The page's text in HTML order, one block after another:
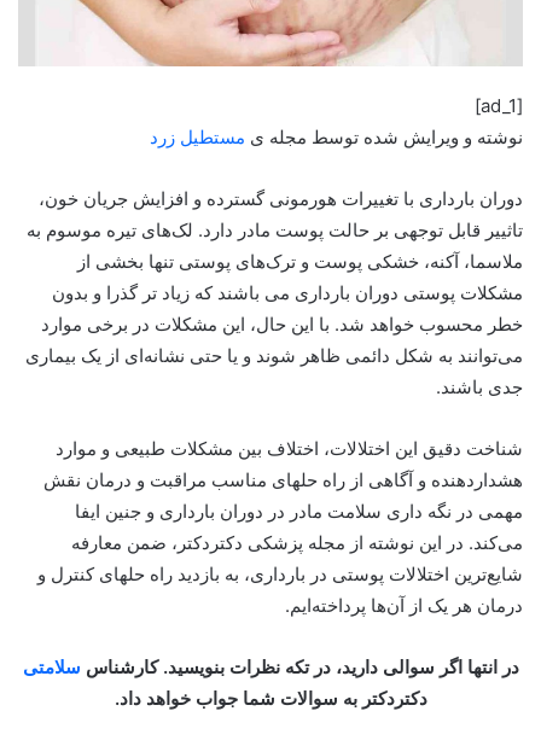
[ad_1]
نوشته و ویرایش شده توسط مجله ی مستطیل زرد
دوران بارداری با تغییرات هورمونی گسترده و افزایش جریان خون،
تاثییر قابل توجهی بر حالت پوست مادر دارد. لک‌های تیره موسوم به
ملاسما، آکنه‌، خشکی پوست و ترک‌های پوستی تنها بخشی از
مشکلات پوستی دوران بارداری می باشند که زیاد تر گذرا و بدون
خطر محسوب خواهد شد. با این حال، این مشکلات در برخی موارد
می‌توانند به شکل دائمی ظاهر شوند و یا حتی نشانه‌‌ای از یک بیماری
جدی باشند.
شناخت دقیق این اختلالات، اختلاف بین مشکلات طبیعی و موارد
هشداردهنده و آگاهی از راه حلهای مناسب مراقبت و درمان نقش
مهمی در نگه داری سلامت مادر در دوران بارداری و جنین ایفا
می‌کند. در این نوشته از مجله پزشکی دکتردکتر، ضمن معارفه
شایع‌ترین اختلالات پوستی در بارداری، به بازدید راه حلهای کنترل و
درمان هر یک از آن‌ها پرداخته‌ایم.
در انتها اگر سوالی دارید، در تکه نظرات بنویسید. کارشناس سلامتی
دکتردکتر به سوالات شما جواب خواهد داد.